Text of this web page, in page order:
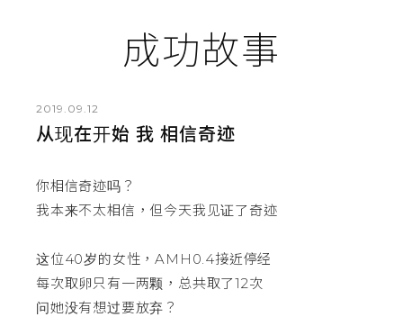
成功故事
2019.09.12
从现在开始 我 相信奇迹
你相信奇迹吗？
我本来不太相信，但今天我见证了奇迹
这位40岁的女性，AMH0.4接近停经
每次取卵只有一两颗，总共取了12次
问她没有想过要放弃？